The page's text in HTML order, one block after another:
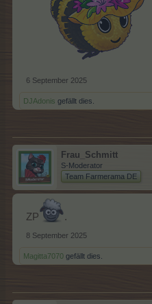
6 September 2025
DJAdonis gefällt dies.
Frau_Schmitt
S-Moderator
Team Farmerama DE
ZP .
8 September 2025
Magitta7070 gefällt dies.